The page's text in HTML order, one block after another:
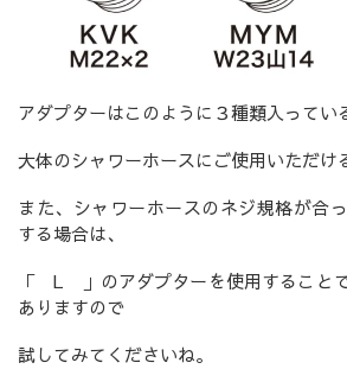
アダプターはこのように３種類入ってい
大体のシャワーホースにご使用いただけ
また、シャワーホースのネジ規格が合
する場合は、
「 L 」のアダプターを使用すること
ありますので
試してみてくださいね。